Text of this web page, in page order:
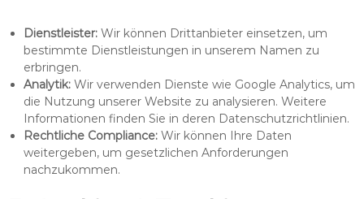
Dienstleister:Wir können Drittanbieter einsetzen, um
bestimmte Dienstleistungen in unserem Namen zu
erbringen.
Analytik:Wir verwenden Dienste wie Google Analytics, um
die Nutzung unserer Website zu analysieren. Weitere
Informationen finden Sie in deren Datenschutzrichtlinien.
Rechtliche Compliance:Wir können Ihre Daten
weitergeben, um gesetzlichen Anforderungen
nachzukommen.